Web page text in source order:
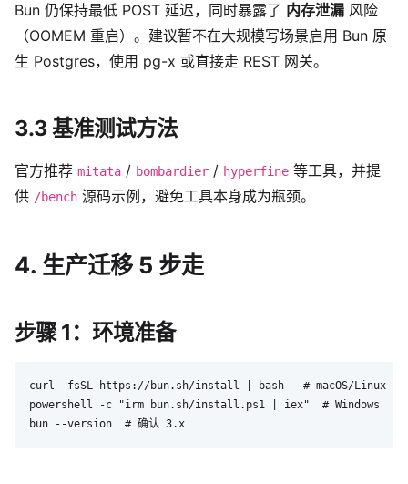
Bun 仍保持最低 POST 延迟，同时暴露了 内存泄漏 风险
（OOMEM 重启）。建议暂不在大规模写场景启用 Bun 原
生 Postgres，使用 pg-x 或直接走 REST 网关。
3.3 基准测试方法
官方推荐 mitata / bombardier / hyperfine 等工具，并提
供 /bench 源码示例，避免工具本身成为瓶颈。
4. 生产迁移 5 步走
步骤 1：环境准备
curl -fsSL https://bun.sh/install | bash   # macOS/Linux
powershell -c "irm bun.sh/install.ps1 | iex"  # Windows